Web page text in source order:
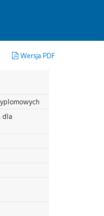
Wersja PDF
dla